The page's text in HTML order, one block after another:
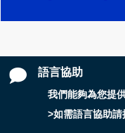
語言協助
我們能夠為您提
>如需語言協助請